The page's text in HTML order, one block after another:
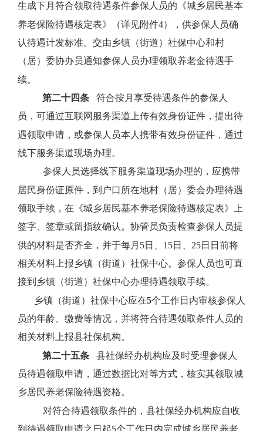
生成下月符合领取待遇条件参保人员的《城乡居民基本
养老保险待遇核定表》（详见附件4），供参保人员确
认待遇计发标准。交由乡镇（街道）社保中心和村
（居）委协办员通知参保人员办理领取养老金待遇手
续。
第二十四条
符合按月享受待遇条件的参保人
员，可通过互联网服务渠道上传有效身份证件，提出待
遇领取申请，或参保人员本人携带有效身份证件，通过
线下服务渠道现场办理。
参保人员选择线下服务渠道现场办理的，应携带
居民身份证原件，到户口所在地村（居）委会办理待遇
领取手续，在《城乡居民基本养老保险待遇核定表》上
签字、签章或留指纹确认。协管员负责检查参保人员提
供的材料是否齐全，并于每月 5日、 15日、 25日日前将
相关材料上报乡镇（街道）社保中心。参保人员也可直
接到乡镇（街道）社保中心办理待遇领取手续。
乡镇（街道）社保中心应在5个工作日内审核参保人
员的年龄、缴费等情况，并将符合待遇领取条件人员的
相关材料上报县社保机构。
第二十五条
县社保经办机构应及时受理参保人
员待遇领取申请，通过数据比对等方式，核实其领取城
乡居民养老保险待遇资格。
对符合待遇领取条件的，县社保经办机构应自收